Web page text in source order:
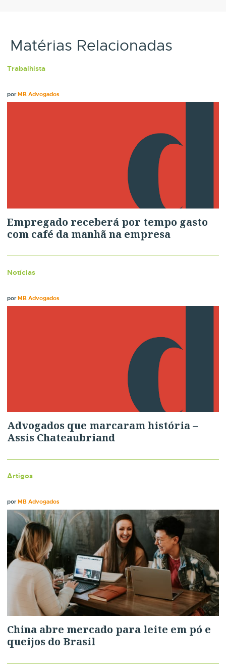
Matérias Relacionadas
Trabalhista
porMB Advogados
Empregado receberá por tempo gasto
com café da manhã na empresa
Notícias
porMB Advogados
Advogados que marcaram história –
Assis Chateaubriand
Artigos
porMB Advogados
China abre mercado para leite em pó e
queijos do Brasil